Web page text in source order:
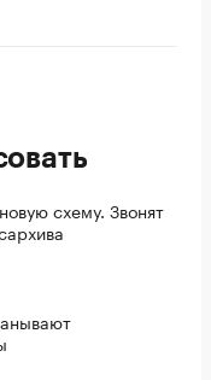
схему. Звонят